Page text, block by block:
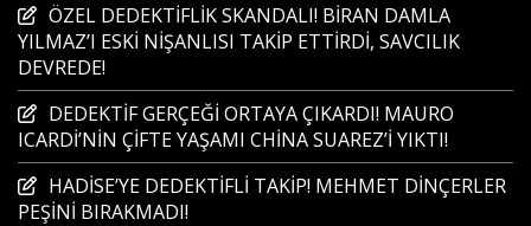
ÖZEL DEDEKTİFLİK SKANDALI! BİRAN DAMLA
YILMAZ’I ESKİ NİŞANLISI TAKİP ETTİRDİ, SAVCILIK
DEVREDE!
DEDEKTİF GERÇEĞİ ORTAYA ÇIKARDI! MAURO
ICARDİ’NİN ÇİFTE YAŞAMI CHİNA SUAREZ’İ YIKTI!
HADİSE’YE DEDEKTİFLİ TAKİP! MEHMET DİNÇERLER
PEŞİNİ BIRAKMADI!